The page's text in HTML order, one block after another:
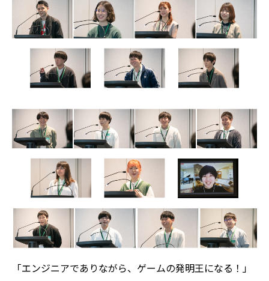
「エンジニアでありながら、ゲームの発明王になる！」